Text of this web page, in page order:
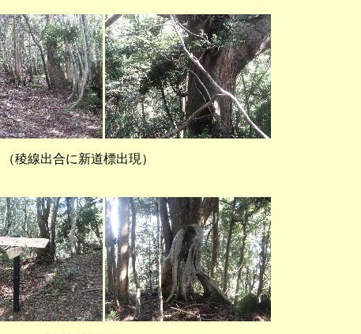
線出合に新道標出現）